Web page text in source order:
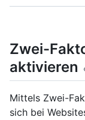
Zwei-
aktivieren
Mittels Zwei-
sich bei